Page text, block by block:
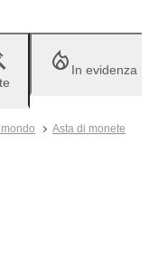
In evidenza
Asta di monete